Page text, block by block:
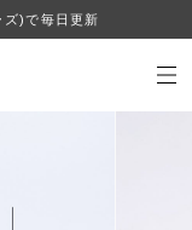
)で毎日更新